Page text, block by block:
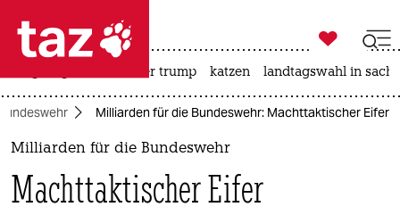
 taz zahl ich
taz zahl ich
politik

taz zahl ich
usa unter trump katzen landtagswahl in
Milliarden für die Bundeswehr: Machttaktischer Eifer
Milliarden für die Bundeswehr
Machttaktischer Eifer